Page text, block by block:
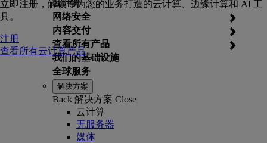
云计算
网络安全
内容交付
查看所有产品
我们的基础设施
全球服务
立即注册，解锁专为您的业务打造的云计算、边缘计算和 AI 工
具。
注册
查看所有云计算产品
解决方案
Back 解决方案 Close
云计算
无服务器
媒体